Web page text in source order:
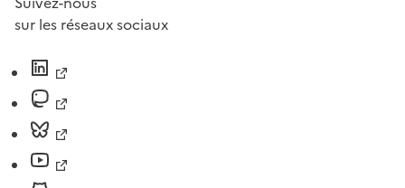
sur les réseaux sociaux